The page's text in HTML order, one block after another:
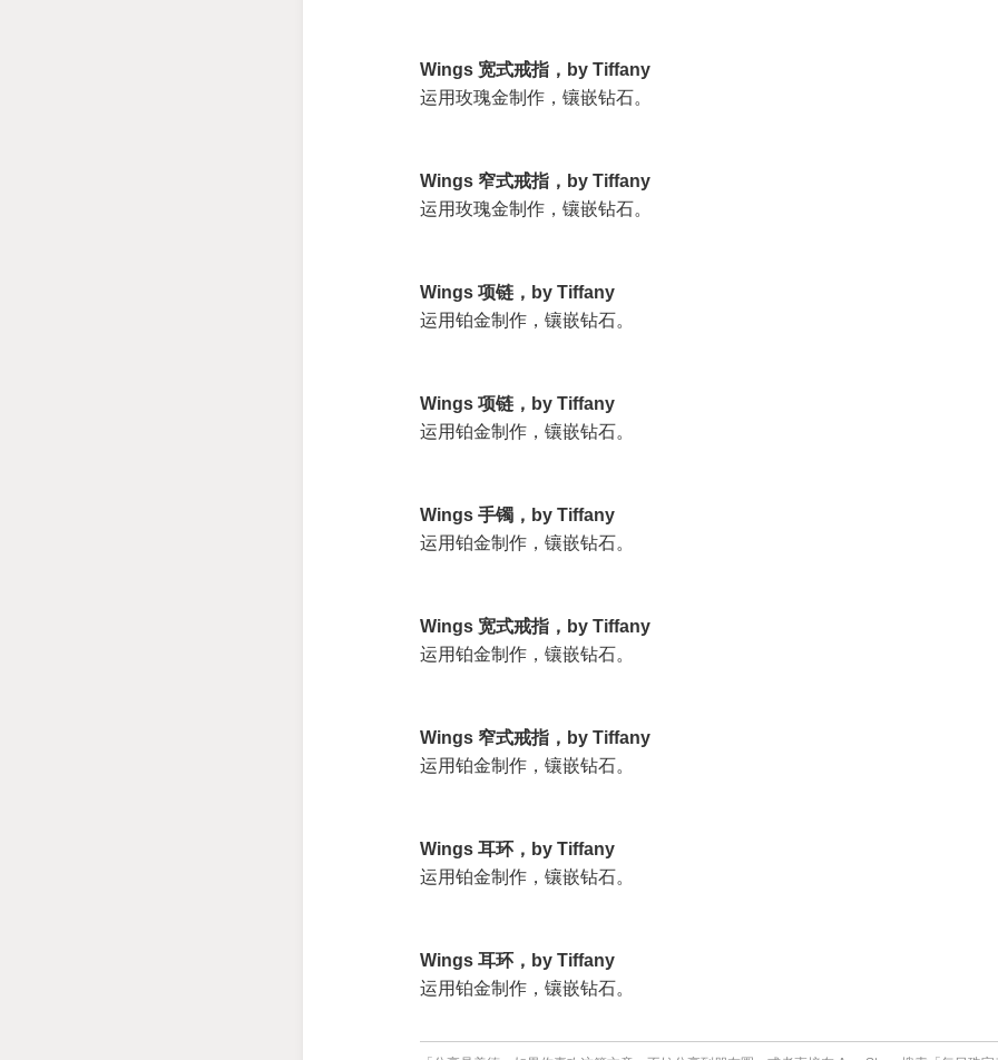
Wings 宽式戒指，by Tiffany
运用玫瑰金制作，镶嵌钻石。
Wings 窄式戒指，by Tiffany
运用玫瑰金制作，镶嵌钻石。
Wings 项链，by Tiffany
运用铂金制作，镶嵌钻石。
Wings 项链，by Tiffany
运用铂金制作，镶嵌钻石。
Wings 手镯，by Tiffany
运用铂金制作，镶嵌钻石。
Wings 宽式戒指，by Tiffany
运用铂金制作，镶嵌钻石。
Wings 窄式戒指，by Tiffany
运用铂金制作，镶嵌钻石。
Wings 耳环，by Tiffany
运用铂金制作，镶嵌钻石。
Wings 耳环，by Tiffany
运用铂金制作，镶嵌钻石。